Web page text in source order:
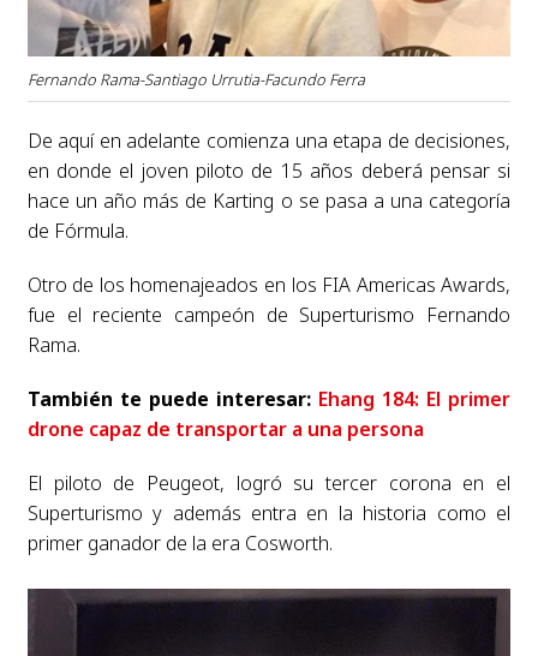
Fernando Rama-Santiago Urrutia-Facundo Ferra
De aquí en adelante comienza una etapa de decisiones,
en donde el joven piloto de 15 años deberá pensar si
hace un año más de Karting o se pasa a una categoría
de Fórmula.
Otro de los homenajeados en los FIA Americas Awards,
fue el reciente campeón de Superturismo Fernando
Rama.
También te puede interesar: Ehang 184: El primer
drone capaz de transportar a una persona
El piloto de Peugeot, logró su tercer corona en el
Superturismo y además entra en la historia como el
primer ganador de la era Cosworth.